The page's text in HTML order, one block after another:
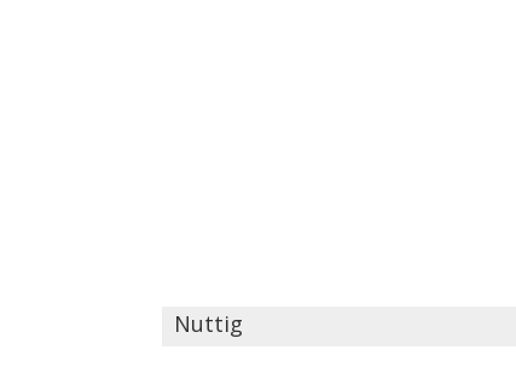
Nuttig